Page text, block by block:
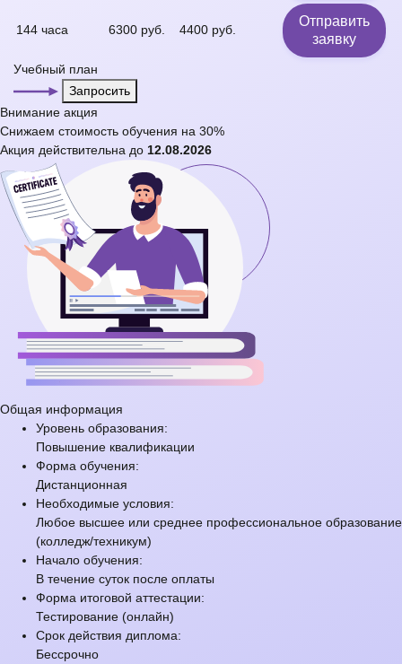
144 часа 6300 руб. 4400 руб.
Отправить
заявку
Учебный план
Запросить
Внимание акция
Снижаем стоимость обучения на 30%
Акция действительна до 12.08.2026
Общая информация
Уровень образования:
Повышение квалификации
Форма обучения:
Дистанционная
Необходимые условия:
Любое высшее или среднее профессиональное образование
(колледж/техникум)
Начало обучения:
В течение суток после оплаты
Форма итоговой аттестации:
Тестирование (онлайн)
Срок действия диплома:
Бессрочно